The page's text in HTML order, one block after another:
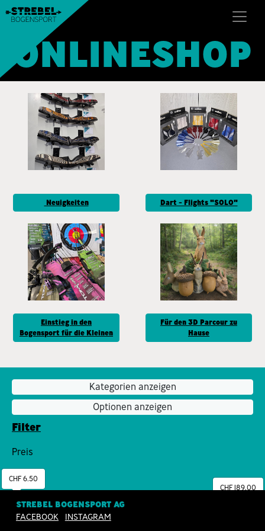
ONLINESHOP
Neuigkeiten Dart - Flights "SOLO"
Einstieg in den
Bogensport für die Kleinen
Für den 3D Parcour zu
Hause
Kategorien anzeigen
Optionen anzeigen
Filter
Preis
CHF 189.00
CHF 6.50
STREBEL BOGENSPORT AG
FACEBOOK
INSTAGRAM